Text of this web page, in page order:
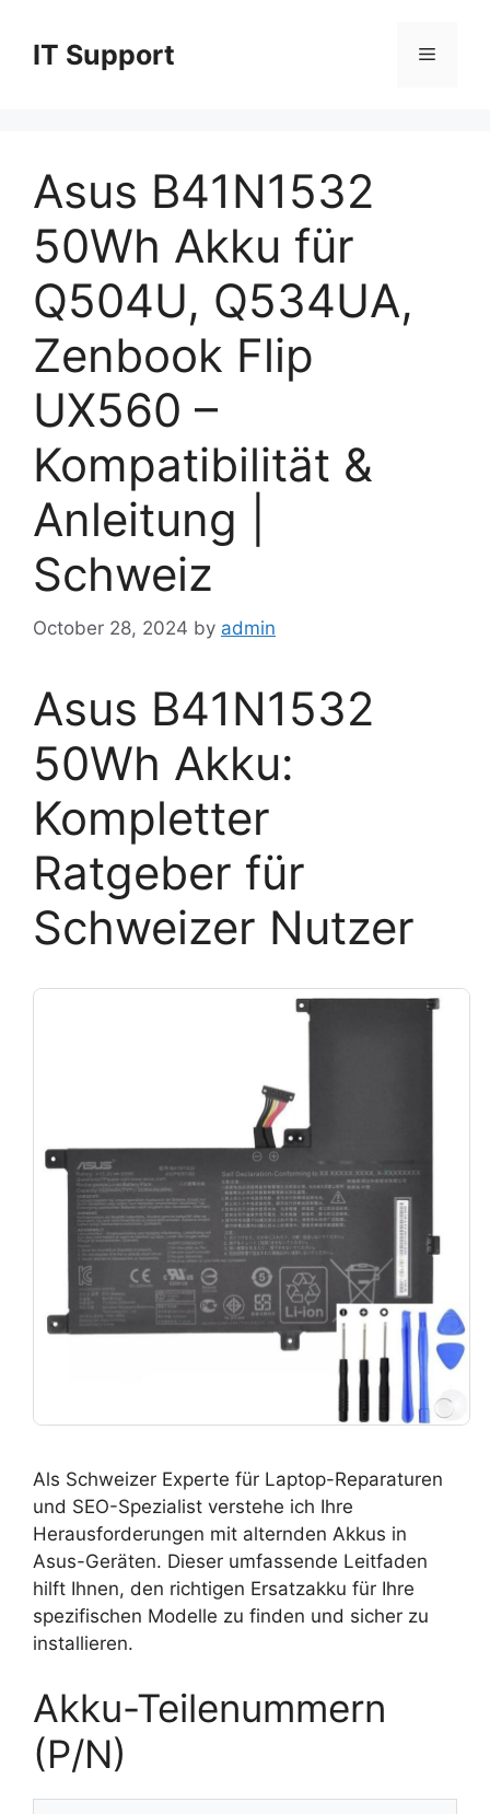
contentIT Support Menu
Asus B41N1532
50Wh Akku für
Q504U, Q534UA,
Zenbook Flip
UX560 –
Kompatibilität &
Anleitung |
Schweiz
October 28, 2024 by admin
Asus B41N1532
50Wh Akku:
Kompletter
Ratgeber für
Schweizer Nutzer
Als Schweizer Experte für Laptop-Reparaturen
und SEO-Spezialist verstehe ich Ihre
Herausforderungen mit alternden Akkus in
Asus-Geräten. Dieser umfassende Leitfaden
hilft Ihnen, den richtigen Ersatzakku für Ihre
spezifischen Modelle zu finden und sicher zu
installieren.
Akku-Teilenummern
(P/N)